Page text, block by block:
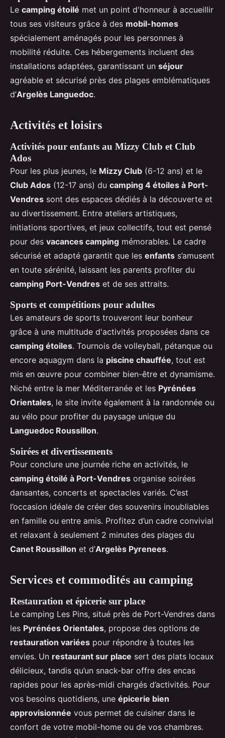
Le camping étoilé met un point d'honneur à accueillir
tous ses visiteurs grâce à des mobil-homes
spécialement aménagés pour les personnes à
mobilité réduite. Ces hébergements incluent des
installations adaptées, garantissant un séjour
agréable et sécurisé près des plages emblématiques
d’Argelès Languedoc.
Activités et loisirs
Activités pour enfants au Mizzy Club et Club
Ados
Pour les plus jeunes, le Mizzy Club (6-12 ans) et le
Club Ados (12-17 ans) du camping 4 étoiles à Port-
Vendres sont des espaces dédiés à la découverte et
au divertissement. Entre ateliers artistiques,
initiations sportives, et jeux collectifs, tout est pensé
pour des vacances camping mémorables. Le cadre
sécurisé et adapté garantit que les enfants s’amusent
en toute sérénité, laissant les parents profiter du
camping Port-Vendres et de ses attraits.
Sports et compétitions pour adultes
Les amateurs de sports trouveront leur bonheur
grâce à une multitude d'activités proposées dans ce
camping étoiles. Tournois de volleyball, pétanque ou
encore aquagym dans la piscine chauffée, tout est
mis en œuvre pour combiner bien-être et dynamisme.
Niché entre la mer Méditerranée et les Pyrénées
Orientales, le site invite également à la randonnée ou
au vélo pour profiter du paysage unique du
Languedoc Roussillon.
Soirées et divertissements
Pour conclure une journée riche en activités, le
camping étoilé à Port-Vendres organise soirées
dansantes, concerts et spectacles variés. C’est
l’occasion idéale de créer des souvenirs inoubliables
en famille ou entre amis. Profitez d’un cadre convivial
et relaxant à seulement 2 minutes des plages du
Canet Roussillon et d’Argelès Pyrenees.
Services et commodités au camping
Restauration et épicerie sur place
Le camping Les Pins, situé près de Port-Vendres dans
les Pyrénées Orientales, propose des options de
restauration variées pour répondre à toutes les
envies. Un restaurant sur place sert des plats locaux
délicieux, tandis qu’un snack-bar offre des encas
rapides pour les après-midi chargés d’activités. Pour
vos besoins quotidiens, une épicerie bien
approvisionnée vous permet de cuisiner dans le
confort de votre mobil-home ou de vos chambres.